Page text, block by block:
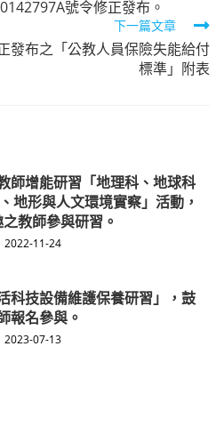
號令修正發布。
下一篇文章
發布之「公教人員保險失能給付
標準」附表
師增能研習「地理科、地球科
地形與人文環境實察」活動，
教師參與研習。
2022-11-24
科技設備維護保養研習」，鼓
報名參與。
2023-07-13